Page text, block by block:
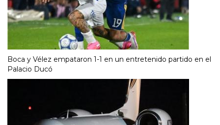
Boca y Vélez empataron 1-1 en un entretenido partido en el
Palacio Ducó